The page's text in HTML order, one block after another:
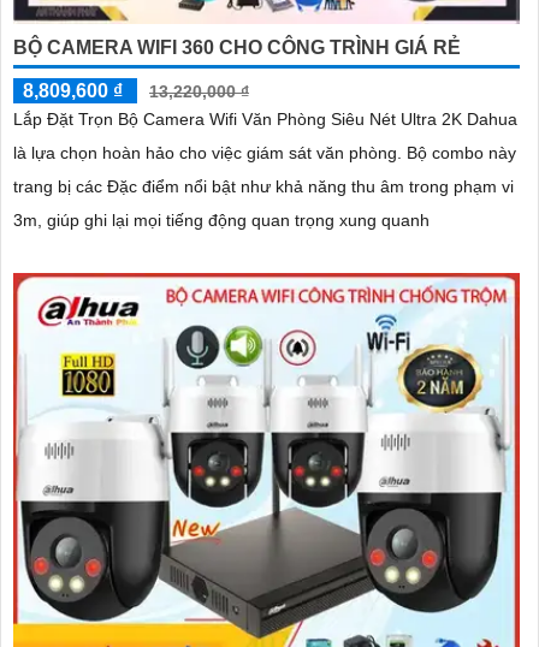
BỘ CAMERA WIFI 360 CHO CÔNG TRÌNH GIÁ RẺ
8,809,600 ₫
13,220,000 ₫
Lắp Đặt Trọn Bộ Camera Wifi Văn Phòng Siêu Nét Ultra 2K Dahua
là lựa chọn hoàn hảo cho việc giám sát văn phòng. Bộ combo này
trang bị các Đặc điểm nổi bật như khả năng thu âm trong phạm vi
3m, giúp ghi lại mọi tiếng động quan trọng xung quanh